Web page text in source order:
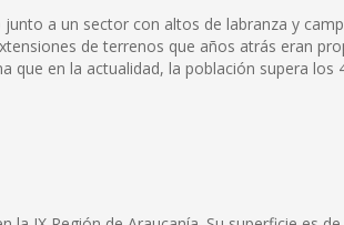
a un sector con altos de labranza y
de terrenos que años atrás eran
que en la actualidad, la población supera los